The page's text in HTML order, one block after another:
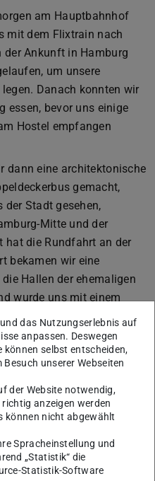
am Hauptbahnhof
mit dem Flixtrain nach
der Ankunft in Hamburg
um unsere
Danach konnten wir
essen, bevor uns einige
Hostel empfangen
dann eine architektonische
gemacht,
Stadt gesehen,
Mitte und der
hat die Rundfahrt an der
bekamen wir eine
Hallen der ehemaligen
wurde uns mit einem
und die anstehende
es zu Fuß weiter ins
sehr lecker mit einer
mit den Mitarbeitern der
einer
Das Projekt ist
hoch
das Nutzungserlebnis auf
anpassen. Deswegen
können selbst entscheiden,
unserer Webseiten
der Website notwendig,
anzeigen werden
können nicht abgewählt
Spracheinstellung und
„Statistik“ die
Statistik-Software